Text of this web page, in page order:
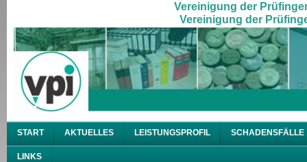
Vereinigung der
Vereinigung der
START AKTUELLES LEISTUNGSPROFIL SCHADENSFÄLLE
LINKS